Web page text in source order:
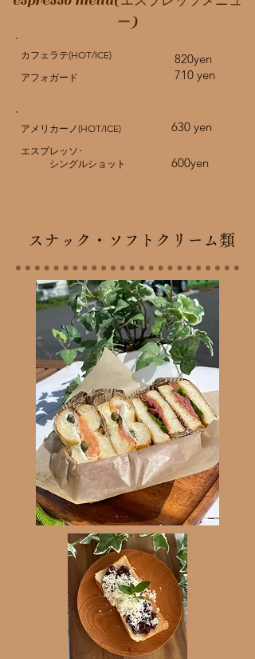
ー )
カフェラテ(HOT/ICE)
アフォガード
820yen
710 yen
アメリカーノ(HOT/ICE)
エスプレッソ･
​ シングルショット
630 yen
600yen
スナック・ソフトクリーム類